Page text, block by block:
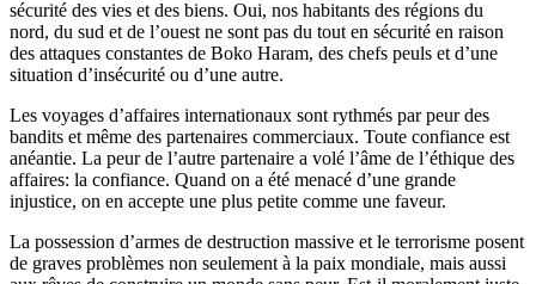
sécurité des vies et des biens. Oui, nos habitants des régions du
nord, du sud et de l’ouest ne sont pas du tout en sécurité en raison
des attaques constantes de Boko Haram, des chefs peuls et d’une
situation d’insécurité ou d’une autre.
Les voyages d’affaires internationaux sont rythmés par peur des
bandits et même des partenaires commerciaux. Toute confiance est
anéantie. La peur de l’autre partenaire a volé l’âme de l’éthique des
affaires: la confiance. Quand on a été menacé d’une grande
injustice, on en accepte une plus petite comme une faveur.
La possession d’armes de destruction massive et le terrorisme posent
de graves problèmes non seulement à la paix mondiale, mais aussi